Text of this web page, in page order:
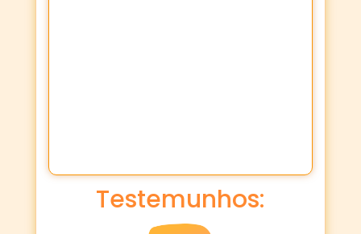
Testemunhos: